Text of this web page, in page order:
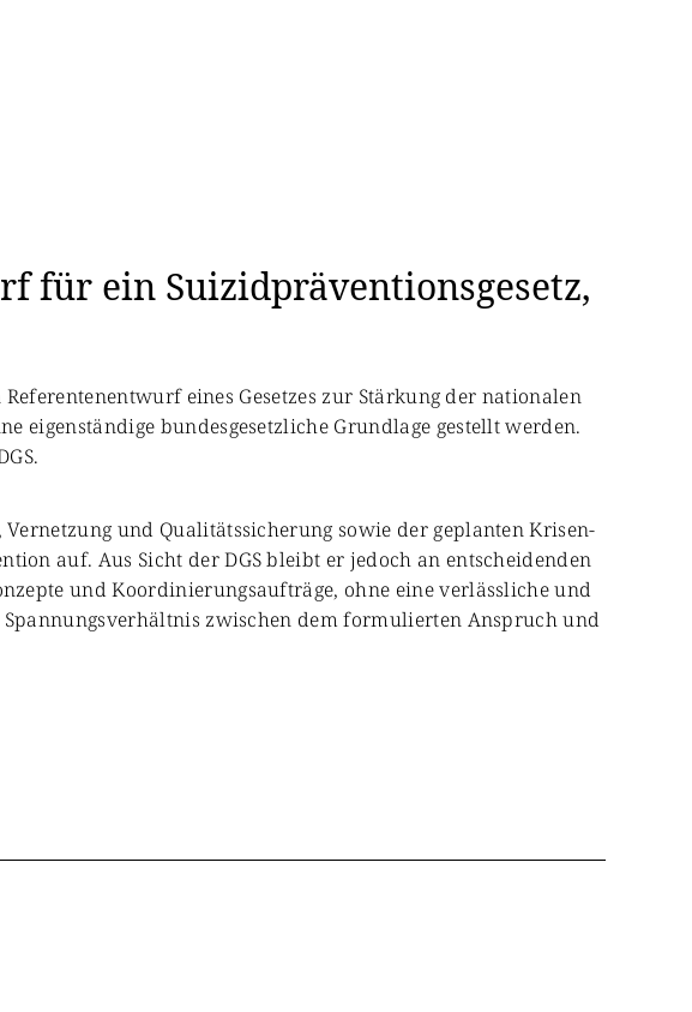
für ein Suizidpräventionsgesetz,
eines Gesetzes zur Stärkung der nationalen
bundesgesetzliche Grundlage gestellt werden.
und Qualitätssicherung sowie der geplanten Krisen-
auf. Aus Sicht der DGS bleibt er jedoch an entscheidenden
und Koordinierungsaufträge, ohne eine verlässliche und
zwischen dem formulierten Anspruch und